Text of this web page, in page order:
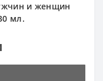
и женщин
мл.